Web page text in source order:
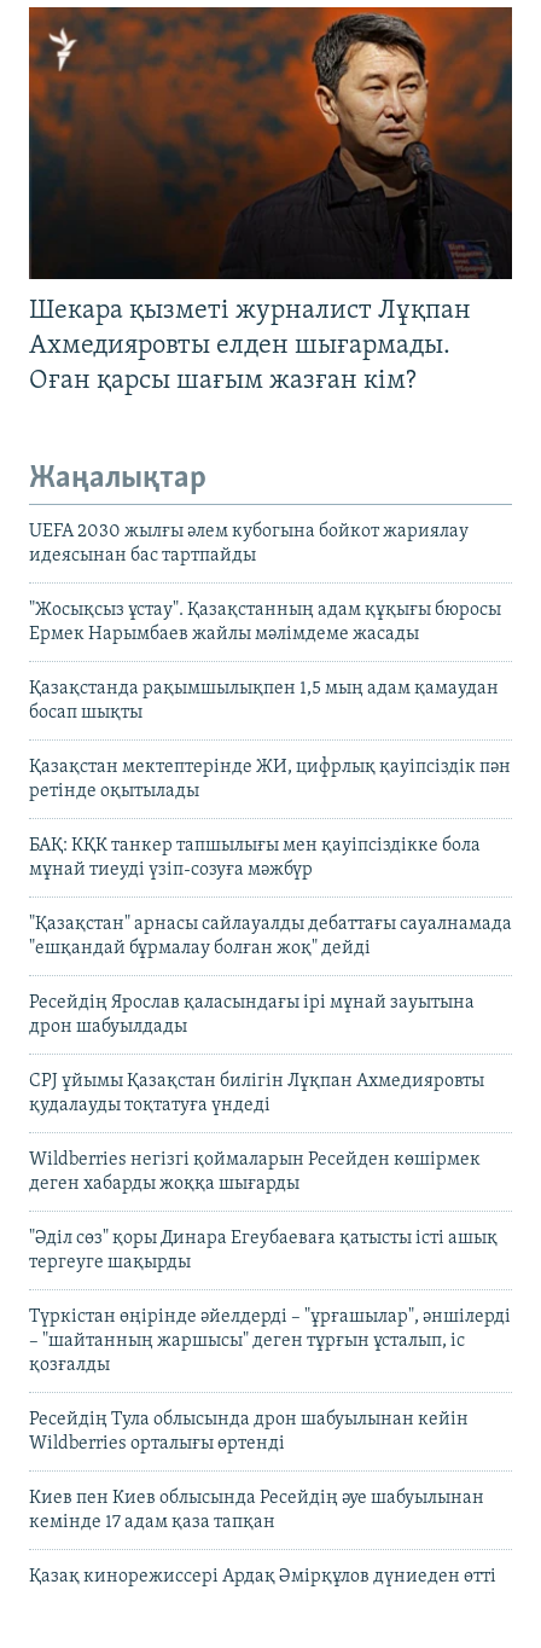
Шекара қызметі журналист Лұқпан
Ахмедияровты елден шығармады.
Оған қарсы шағым жазған кім?
Жаңалықтар
UEFA 2030 жылғы әлем кубогына бойкот жариялау
идеясынан бас тартпайды
"Жосықсыз ұстау". Қазақстанның адам құқығы бюросы
Ермек Нарымбаев жайлы мәлімдеме жасады
Қазақстанда рақымшылықпен 1,5 мың адам қамаудан
босап шықты
Қазақстан мектептерінде ЖИ, цифрлық қауіпсіздік пән
ретінде оқытылады
БАҚ: КҚК танкер тапшылығы мен қауіпсіздікке бола
мұнай тиеуді үзіп-созуға мәжбүр
"Қазақстан" арнасы сайлауалды дебаттағы сауалнамада
"ешқандай бұрмалау болған жоқ" дейді
Ресейдің Ярослав қаласындағы ірі мұнай зауытына
дрон шабуылдады
CPJ ұйымы Қазақстан билігін Лұқпан Ахмедияровты
қудалауды тоқтатуға үндеді
Wildberries негізгі қоймаларын Ресейден көшірмек
деген хабарды жоққа шығарды
"Әділ сөз" қоры Динара Егеубаеваға қатысты істі ашық
тергеуге шақырды
Түркістан өңірінде әйелдерді – "ұрғашылар", әншілерді
– "шайтанның жаршысы" деген тұрғын ұсталып, іс
қозғалды
Ресейдің Тула облысында дрон шабуылынан кейін
Wildberries орталығы өртенді
Киев пен Киев облысында Ресейдің әуе шабуылынан
кемінде 17 адам қаза тапқан
Қазақ кинорежиссері Ардақ Әмірқұлов дүниеден өтті